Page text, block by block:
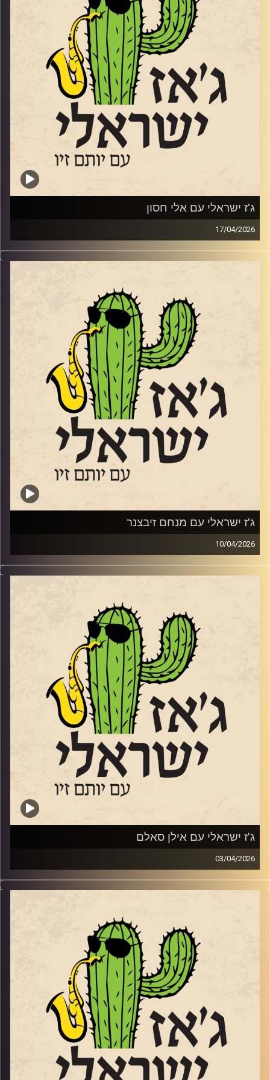
בין היתר את "שני משוגעים" ואת השיר זוכה האירוויזיון "טוי".
זכה בפרס ראש הממשלה למלחינים ולפני 4 בפרס של משרד
התרבות על שם אריק איינשטיין, הוא בא אלינו כדי לחגוג את
ה -18 שלו. שוחחנו איתו על המוזיקה שלנו ועל פילוסופיית
החיים שלו.
ג'ז ישראלי עם אלי חסון
17/04/2026
החצוצרן והמלחין אלי חסון
שהוציא לפני מספר חודשים את אלבומו השני הוא דמות
ייחודית. לא רק בגלל שהיה בגיל 61 כשאלבום הבכורה יצא,
אלא בגלל הסאונד המיוחד
https://youtu.be/zjgy9Sw0c38?si=rOfYz1h-ZgMlzrax
והבחירות המוזיקליות שלו. שוחחנו איתו באולפן על מוזיקה,
על שקט ועל מה שביניהם
רותם בר-אילן
ג'ז ישראלי עם מנחם זיבצנר
10/04/2026
מנחם זיבצנר,
ליצור, לנגן ולהופיע במגוון ז'אנרים וסגנונות. הוא היה (ועדיין)
חלק מהרכב הג'ז האלמותי "מינואט" שממשיך להופיע גם
התחיל להוביל טריו משלו. מנחם הגיע לאולפן עם אלבום
הבכורה של הטריו"
PULSE
"
וגם עם קטעים מהאלבום החדש שייצא השנה. אלבום
שהוקדש ל 7.10.
מי שרוצה להקשיב ולראות אותו מנגן, יכול להגיע בתאריך
לאפריל לסלון המדרגות 23 בירושלים.
קרדיט תמונות:רותם בר-אילן
ג'ז ישראלי עם אילן סאלם
03/04/2026
אורח התוכנית השבוע, אילן סאלם מעמודי התווך של הג'ז
הישראלי שהוציא ממש השבוע את אלבומו החדשSongs of
מחלוצי הישראלים שלמדו מוזיקה בחו"ל. התחיל להופיע ברחבי
העולם תוך כדי הלימודים שלו בברקלי קולג' בבוסטון. נמנה על
כמעט עשור לימוד באקדמיה בירושלים ועמד בראש המחלקה
ללימודי ג'ז. הוא גידל חינך ועיצב דורות של מוזיקאי ג'ז תוך
הלחנה ונגינה עם המוזיקאים הבולטים בישראל לא רק בג'ז. ב
– 2011, זכה בפרס ראש הממשלה למלחינים. יש לו גם אולפן
הקלטות ובשנים האחרונות מרבה להופיע עם בנו המלחין
והחצוצרן הנהדר, הלל. שוחחנו איתו על המוזיקה שלנו ועל